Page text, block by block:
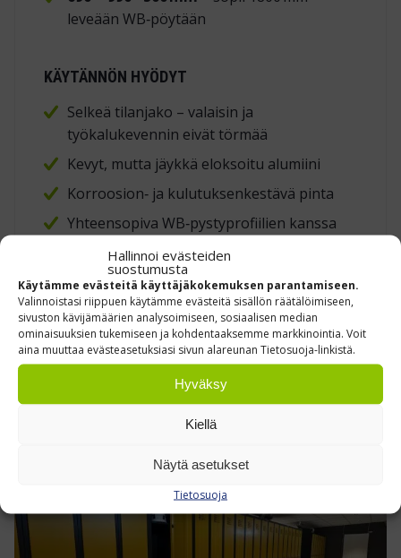
Hallinnoi evästeiden
suostumusta
Käytämme evästeitä käyttäjäkokemuksen parantamiseen.
Valinnoistasi riippuen käytämme evästeitä sisällön räätälöimiseen,
sivuston kävijämäärien analysoimiseen, sosiaalisen median
ominaisuuksien tukemiseen ja kohdentaaksemme markkinointia. Voit
aina muuttaa evästeasetuksiasi sivun alareunan Tietosuoja-linkistä.
Hyväksy
Kiellä
Näytä asetukset
Tietosuoja
leveään WB‑pöytään
KÄYTÄNNÖN HYÖDYT
Selkeä tilanjako – valaisin ja
työkalukevennin eivät törmää
Kevyt, mutta jäykkä eloksoitu alumiini
Korroosion‑ ja kulutuksenkestävä pinta
Yhteensopiva WB‑pystyprofiilien kanssa
KiinnityskehikkoWB‑työpöytään
pöydän ylärakenteesta järjestelmällisen ja
muunneltavan.
Tuotekoodit: AKK150, AKK180
TUTUSTU REFERENSSEIHIMME »